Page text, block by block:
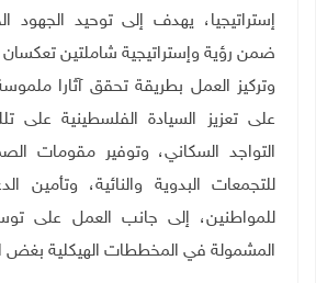
إستراتيجيا، يهدف إلى توحيد الجهود
ضمن رؤية وإستراتيجية شاملتين تعكسان
وتركيز العمل بطريقة تحقق آثارا
على تعزيز السيادة الفلسطينية على
التواجد السكاني، وتوفير مقومات
للتجمعات البدوية والنائية، وتأمين
للمواطنين، إلى جانب العمل على
المشمولة في المخططات الهيكلية بغض